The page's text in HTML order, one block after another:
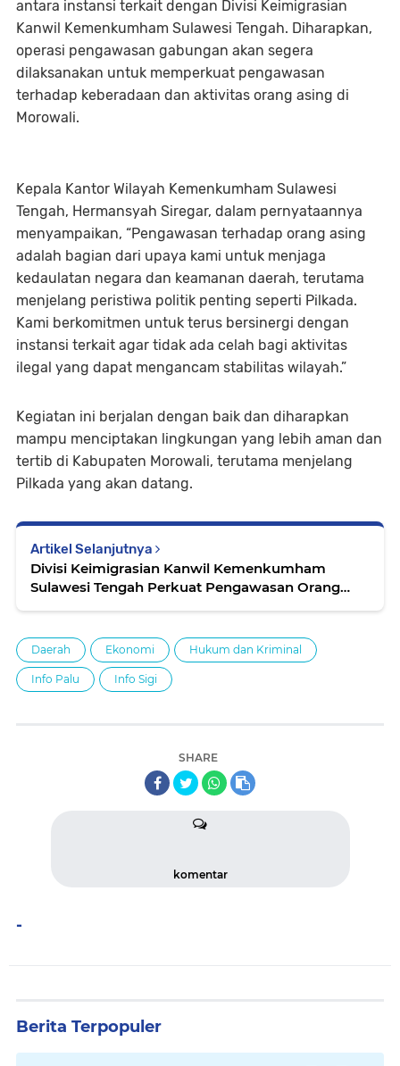
antara instansi terkait dengan Divisi Keimigrasian
Kanwil Kemenkumham Sulawesi Tengah. Diharapkan,
operasi pengawasan gabungan akan segera
dilaksanakan untuk memperkuat pengawasan
terhadap keberadaan dan aktivitas orang asing di
Morowali.
Kepala Kantor Wilayah Kemenkumham Sulawesi
Tengah, Hermansyah Siregar, dalam pernyataannya
menyampaikan, “Pengawasan terhadap orang asing
adalah bagian dari upaya kami untuk menjaga
kedaulatan negara dan keamanan daerah, terutama
menjelang peristiwa politik penting seperti Pilkada.
Kami berkomitmen untuk terus bersinergi dengan
instansi terkait agar tidak ada celah bagi aktivitas
ilegal yang dapat mengancam stabilitas wilayah.”
Kegiatan ini berjalan dengan baik dan diharapkan
mampu menciptakan lingkungan yang lebih aman dan
tertib di Kabupaten Morowali, terutama menjelang
Pilkada yang akan datang.
Artikel Selanjutnya
Divisi Keimigrasian Kanwil Kemenkumham
Sulawesi Tengah Perkuat Pengawasan Orang
Daerah Ekonomi Hukum dan Kriminal
Info Palu Info Sigi
SHARE
komentar
-
Berita Terpopuler